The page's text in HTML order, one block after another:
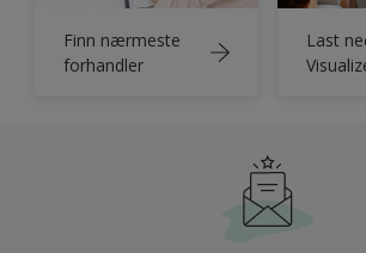
Finn nærmeste
forhandler
Last